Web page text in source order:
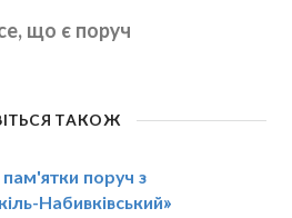
що є поруч
ТАКОЖ
пам'ятки поруч з
Набивківський»